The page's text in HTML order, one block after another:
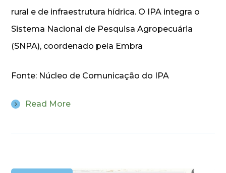
rural e de infraestrutura hídrica. O IPA integra o
Sistema Nacional de Pesquisa Agropecuária
(SNPA), coordenado pela Embra
Fonte: Núcleo de Comunicação do IPA
Read More